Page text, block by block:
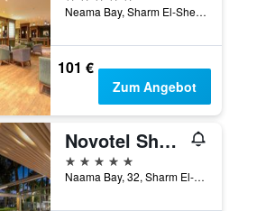
Neama Bay, Sharm El-Sheikh, Ägypten
101 €
Zum Angebot
Novotel Sharm El Sheikh
5 Sterne
Naama Bay, 32, Sharm El-Sheikh, Ägypten